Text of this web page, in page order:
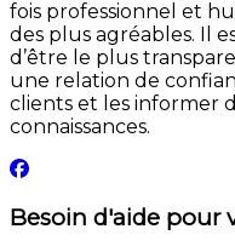
fois professionnel et
des plus agréables. Il
d’être le plus
une relation de
clients et les informer
connaissances.
Besoin d'aide pour